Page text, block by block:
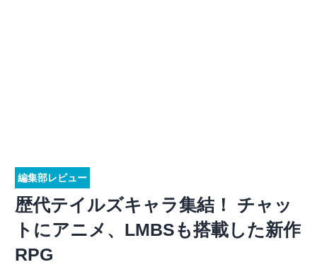
編集部レビュー
歴代テイルズキャラ集結！ チャッ
トにアニメ、LMBSも搭載した新作
RPG